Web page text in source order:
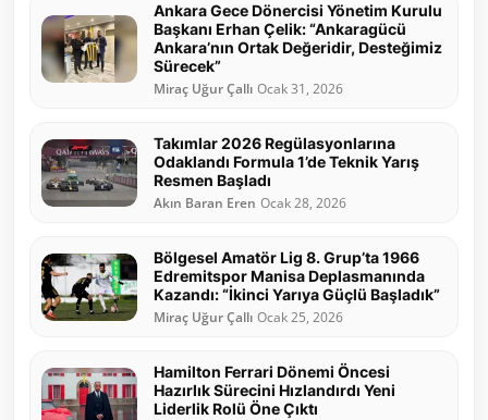
Ankara Gece Dönercisi Yönetim Kurulu
Başkanı Erhan Çelik: “Ankaragücü
Ankara’nın Ortak Değeridir, Desteğimiz
Sürecek”
Miraç Uğur Çallı Ocak 31, 2026
Takımlar 2026 Regülasyonlarına
Odaklandı Formula 1’de Teknik Yarış
Resmen Başladı
Akın Baran Eren Ocak 28, 2026
Bölgesel Amatör Lig 8. Grup’ta 1966
Edremitspor Manisa Deplasmanında
Kazandı: “İkinci Yarıya Güçlü Başladık”
Miraç Uğur Çallı Ocak 25, 2026
Hamilton Ferrari Dönemi Öncesi
Hazırlık Sürecini Hızlandırdı Yeni
Liderlik Rolü Öne Çıktı